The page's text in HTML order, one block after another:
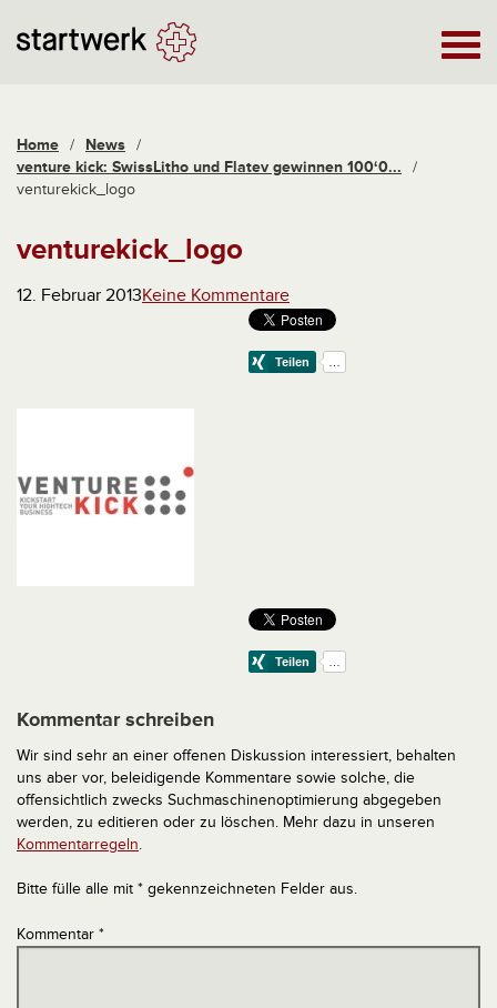
Home / News /
venture kick: SwissLitho und Flatev gewinnen 100‘0...
/
venturekick_logo
venturekick_logo
12. Februar 2013Keine Kommentare
Kommentar schreiben
Wir sind sehr an einer offenen Diskussion interessiert, behalten
uns aber vor, beleidigende Kommentare sowie solche, die
offensichtlich zwecks Suchmaschinenoptimierung abgegeben
werden, zu editieren oder zu löschen. Mehr dazu in unseren
Kommentarregeln.
Bitte fülle alle mit * gekennzeichneten Felder aus.
Kommentar *